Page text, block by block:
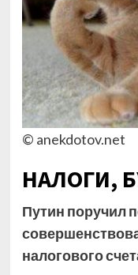
© anekdotov.net
НАЛОГИ,
Путин поручил
налогового